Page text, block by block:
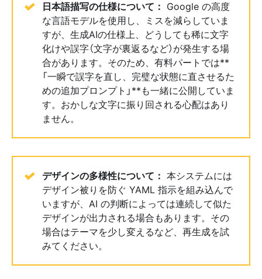
日本語描写の仕様について： Google の高度
な言語モデルを使用し、ミスを減らしていま
すが、生成AIの仕様上、どうしても稀に文字
化けや誤字（文字が裏返るなど）が発生する場
合があります。そのため、有料パートでは**
「一瞬で誤字を直し、完璧な状態に直させるた
めの追加プロンプト」**も一緒に公開していま
す。おかしな文字に振り回される心配はあり
ません。
デザインの多様性について： 本システムには
デザイン被りを防ぐ YAML 指示を組み込んで
いますが、AI の判断によっては連続して似た
デザインが出力される場合もあります。その
場合はテーマを少し変えるなど、再生成を試
みてください。